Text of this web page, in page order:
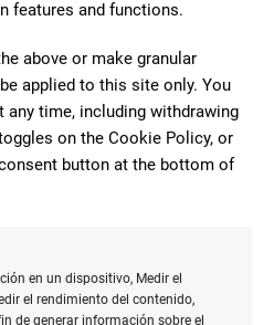
features and functions.
above or make granular
applied to this site only. You
any time, including withdrawing
on the Cookie Policy, or
button at the bottom of
en un dispositivo, Medir el
el rendimiento del contenido,
de generar información sobre el
con buen material,
colegio como para
(tienen Blackwing, con eso
todo…). Precios ajustados a la
Si necesitas algo pásate, ya
todo lo agradecerás.
muy recomendable, tienen